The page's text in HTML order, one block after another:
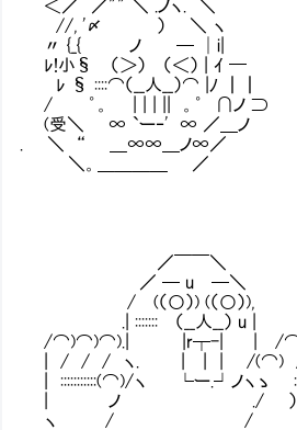
＜／ ／"" ＼ .ノヽ. ＼
//, '〆 ） ＼ ヽ
〃 {_{ ノ ─ │i|
ﾚ!小§ （＞） （＜） | ｲ ━
ﾚ § ::::⌒（__人__）⌒ |ﾉ ┃┃
/ ゜。 | | | || 。゜ ∩ノ ⊃ あの
(受＼ ∞ `ー‐' ∞ ／＿ノ
. ＼ “ ＿∞∞＿ノ∞／
＼。＿＿＿＿ ／
／￣￣＼
／ ─ u ─＼
/ (（○）) (（○）),
.| ::::::: （__人__） u |
/⌒)⌒)⌒).| |r┬-| | /
| / / / ヽ. | | | /(⌒)
| :::::::::::(⌒)/ヽ └ー.┘ノヽゝ
| ノ ./ ）
ヽ / /